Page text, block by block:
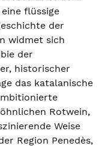
flüssige
der
widmet sich
der
historischer
das katalanische
Rotwein,
Weise
Region Penedès,